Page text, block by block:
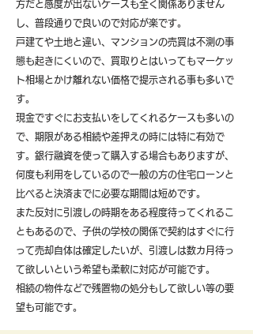
方だと感度が出ないケースも全く関係ありません
し、普段通りで良いので対応が楽です。
戸建てや土地と違い、マンションの売買は不測の事
態も起きにくいので、買取りとはいってもマーケッ
ト相場とかけ離れない価格で提示される事も多いで
す。
現金ですぐにお支払いをしてくれるケースも多いの
で、期限がある相続や差押えの時には特に有効で
す。銀行融資を使って購入する場合もありますが、
何度も利用をしているので一般の方の住宅ローンと
比べると決済までに必要な期間は短めです。
また反対に引渡しの時期をある程度待ってくれるこ
ともあるので、子供の学校の関係で契約はすぐに行
って売却自体は確定したいが、引渡しは数カ月待っ
て欲しいという希望も柔軟に対応が可能です。
​相続の物件などで残置物の処分もして欲しい等の要
望も可能です。